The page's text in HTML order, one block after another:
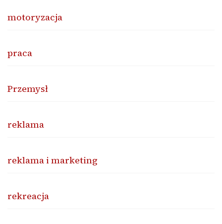
motoryzacja
praca
Przemysł
reklama
reklama i marketing
rekreacja